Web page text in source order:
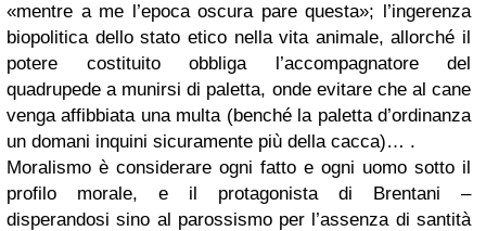
«mentre a me l’epoca oscura pare questa»; l’ingerenza
biopolitica dello stato etico nella vita animale, allorché il
potere costituito obbliga l’accompagnatore del
quadrupede a munirsi di paletta, onde evitare che al cane
venga affibbiata una multa (benché la paletta d’ordinanza
un domani inquini sicuramente più della cacca)… .
Moralismo è considerare ogni fatto e ogni uomo sotto il
profilo morale, e il protagonista di Brentani –
disperandosi sino al parossismo per l’assenza di santità